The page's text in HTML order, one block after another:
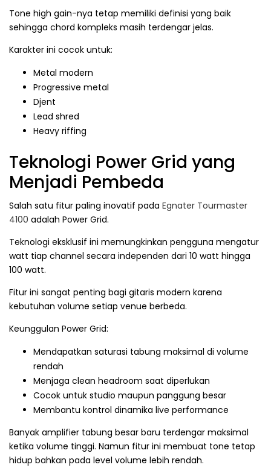
Tone high gain-nya tetap memiliki definisi yang baik
sehingga chord kompleks masih terdengar jelas.
Karakter ini cocok untuk:
Metal modern
Progressive metal
Djent
Lead shred
Heavy riffing
Teknologi Power Grid yang
Menjadi Pembeda
Salah satu fitur paling inovatif pada Egnater Tourmaster
4100 adalah Power Grid.
Teknologi eksklusif ini memungkinkan pengguna mengatur
watt tiap channel secara independen dari 10 watt hingga
100 watt.
Fitur ini sangat penting bagi gitaris modern karena
kebutuhan volume setiap venue berbeda.
Keunggulan Power Grid:
Mendapatkan saturasi tabung maksimal di volume
rendah
Menjaga clean headroom saat diperlukan
Cocok untuk studio maupun panggung besar
Membantu kontrol dinamika live performance
Banyak amplifier tabung besar baru terdengar maksimal
ketika volume tinggi. Namun fitur ini membuat tone tetap
hidup bahkan pada level volume lebih rendah.